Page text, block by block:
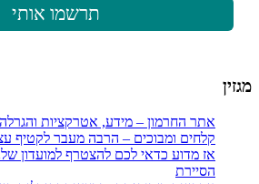
מגזין
אתר החרמון – מידע, אטרקציות
קלחים ומבוכים – הרבה מעבר לקטיף
אז מדוע כדאי לכם להצטרף למועדון
הסיירת